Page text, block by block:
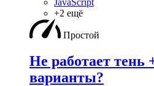
+2 ещё
Простой
Не работает тень
варианты?